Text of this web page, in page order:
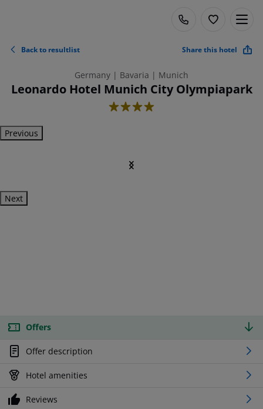
Back to resultlist Share this hotel
Germany | Bavaria | Munich
Leonardo Hotel Munich City Olympiapark
4
Previous
Next
Offers
Offer description
Hotel amenities
Reviews